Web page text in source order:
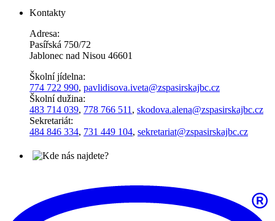
Kontakty
Adresa:
Pasířská 750/72
Jablonec nad Nisou 46601
Školní jídelna:
774 722 990, pavlidisova.iveta@zspasirskajbc.cz
Školní dužina:
483 714 039, 778 766 511 , skodova.alena@zspasirskajbc.cz
Sekretariát:
484 846 334, 731 449 104, sekretariat@zspasirskajbc.cz